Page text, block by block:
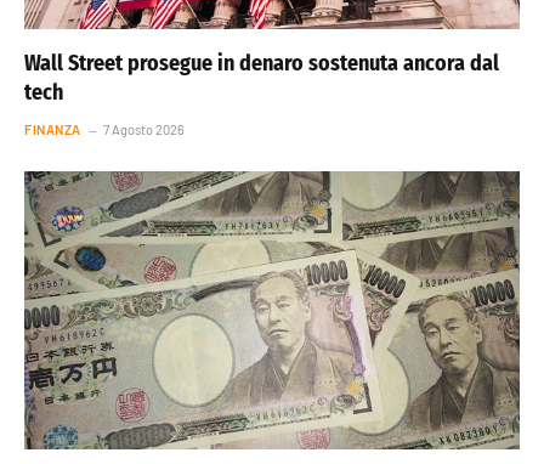
Wall Street prosegue in denaro sostenuta ancora dal
tech
FINANZA 7 Agosto 2026